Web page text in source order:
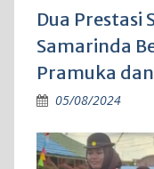
Dua Prestasi
Samarinda
Pramuka
05/08/2024